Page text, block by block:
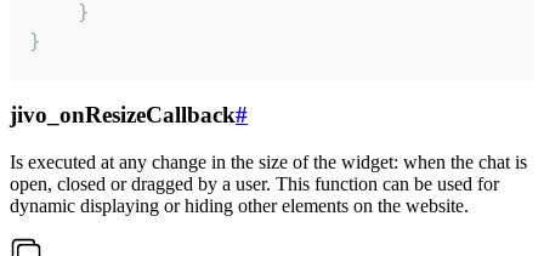
    }
}
jivo_onResizeCallback#
Is executed at any change in the size of the widget: when the chat is
open, closed or dragged by a user. This function can be used for
dynamic displaying or hiding other elements on the website.